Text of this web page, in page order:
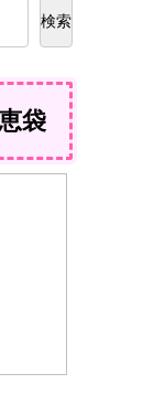
検索
袋